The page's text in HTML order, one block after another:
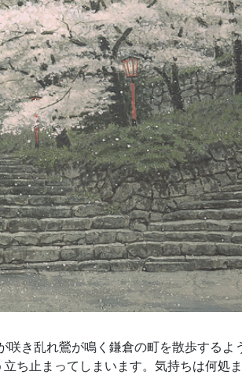
き乱れ鶯が鳴く鎌倉の町を散歩するよ
ち止まってしまいます。気持ちは何処